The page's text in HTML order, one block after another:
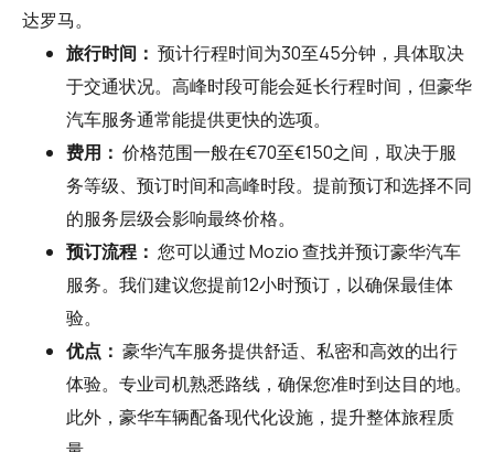
达罗马。
旅行时间： 预计行程时间为30至45分钟，具体取决
于交通状况。高峰时段可能会延长行程时间，但豪华
汽车服务通常能提供更快的选项。
费用： 价格范围一般在€70至€150之间，取决于服
务等级、预订时间和高峰时段。提前预订和选择不同
的服务层级会影响最终价格。
预订流程： 您可以通过Mozio查找并预订豪华汽车
服务。我们建议您提前12小时预订，以确保最佳体
验。
优点： 豪华汽车服务提供舒适、私密和高效的出行
体验。专业司机熟悉路线，确保您准时到达目的地。
此外，豪华车辆配备现代化设施，提升整体旅程质